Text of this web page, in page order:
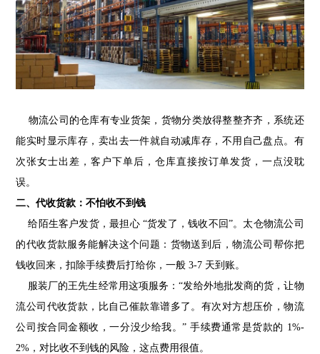
物流公司的仓库有专业货架，货物分类放得整整齐齐，系统还
能实时显示库存，卖出去一件就自动减库存，不用自己盘点。有
次张女士出差，客户下单后，仓库直接按订单发货，一点没耽
误。
二、代收货款：不怕收不到钱
给陌生客户发货，最担心 “货发了，钱收不回”。太仓物流公司
的代收货款服务能解决这个问题：货物送到后，物流公司帮你把
钱收回来，扣除手续费后打给你，一般 3-7 天到账。
服装厂的王先生经常用这项服务：“发给外地批发商的货，让物
流公司代收货款，比自己催款靠谱多了。有次对方想压价，物流
公司按合同金额收，一分没少给我。” 手续费通常是货款的 1%-
2%，对比收不到钱的风险，这点费用很值。